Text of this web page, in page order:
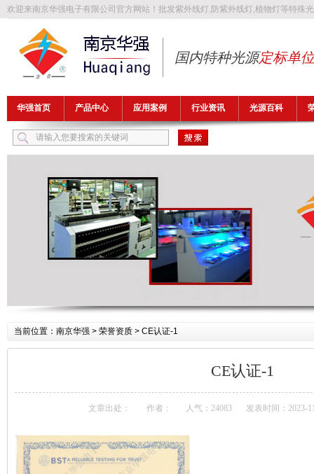
欢迎来南京华强电子有限公司官方网站！批发紫外线灯, 防紫外线灯,植物灯等特殊
国内特种光源定标单位
华强首页 产品中心 应用案例 行业资讯 光源百科
FLB1149T5UV32A-H1，H-FLB1700T5UV32A-H2
当前位置： 南京华强 > 荣誉资质 > CE认证-1
CE认证-1
文章出处： 作者： 人气：24083 发表时间：2023-